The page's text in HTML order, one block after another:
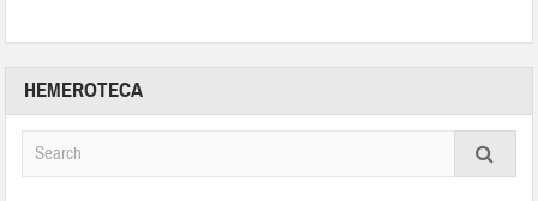
HEMEROTECA